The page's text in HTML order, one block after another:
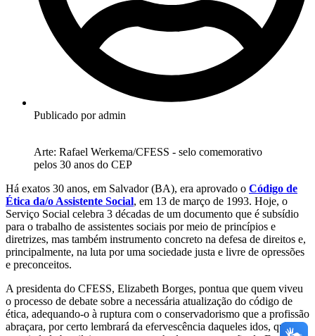
Publicado poradmin
Arte: Rafael Werkema/CFESS - selo comemorativo
pelos 30 anos do CEP
Há exatos 30 anos, em Salvador (BA), era aprovado o Código de
Ética da/o Assistente Social, em 13 de março de 1993. Hoje, o
Serviço Social celebra 3 décadas de um documento que é subsídio
para o trabalho de assistentes sociais por meio de princípios e
diretrizes, mas também instrumento concreto na defesa de direitos e,
principalmente, na luta por uma sociedade justa e livre de opressões
e preconceitos.
A presidenta do CFESS, Elizabeth Borges, pontua que quem viveu
o processo de debate sobre a necessária atualização do código de
ética, adequando-o à ruptura com o conservadorismo que a profissão
abraçara, por certo lembrará da efervescência daqueles idos, quando